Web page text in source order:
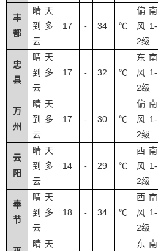
丰
都
晴天
到多
云
17 - 34 ℃
偏南
风 1-
2级
忠
县
晴天
到多
云
17 - 32 ℃
东南
风 1-
2级
万
州
晴天
到多
云
17 - 30 ℃
偏南
风 1-
2级
云
阳
晴天
到多
云
14 - 29 ℃
西南
风 1-
2级
奉
节
晴天
到多
云
18 - 34 ℃
西南
风 1-
2级
晴天
东南